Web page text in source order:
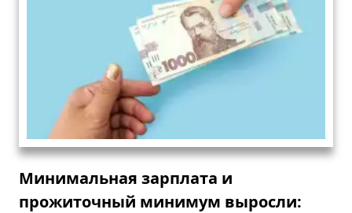
Минимальная зарплата и
прожиточный минимум выросли: